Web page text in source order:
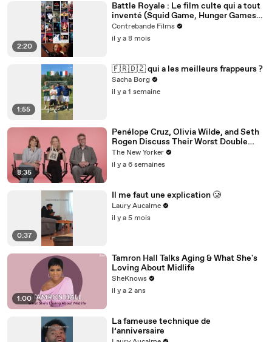
2:20
Battle Royale : Le film culte qui a tout
inventé (Squid Game, Hunger Games,
Fortnite)
Contrebande Films
il y a 8 mois
1:55
🇫🇷🇩🇿 qui a les meilleurs frappeurs ?
Sacha Borg
il y a 1 semaine
8:35
Penélope Cruz, Olivia Wilde, and Seth
Rogen Discuss Their Worst Double
Dates | The Mini Interview
The New Yorker
il y a 6 semaines
0:37
Il me faut une explication 🥲
Laury Aucalme
il y a 5 mois
1:00
Tamron Hall Talks Aging & What She's
Loving About Midlife
SheKnows
il y a 2 ans
La fameuse technique de
l’anniversaire